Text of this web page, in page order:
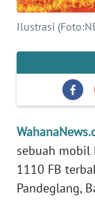
Ilustrasi
sebuah mobil
1110 FB
Pandeglang,
SERBA-SERBI
PENDIDIKAN
OLAHRAGA
OPINI
EDITORIAL